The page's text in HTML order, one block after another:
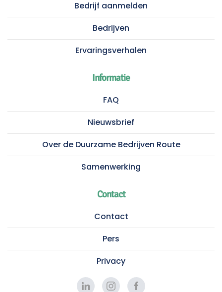
Bedrijf aanmelden
Bedrijven
Ervaringsverhalen
Informatie
FAQ
Nieuwsbrief
Over de Duurzame Bedrijven Route
Samenwerking
Contact
Contact
Pers
Privacy